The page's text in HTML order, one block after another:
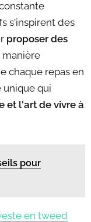
s'inspirent des
proposer des
manière
chaque repas en
unique qui
et l'art de vivre à
pour
en tweed